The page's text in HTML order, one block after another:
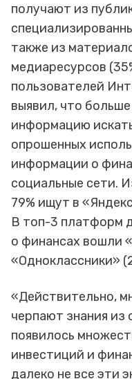
получают из
также из
медиаресурсов
пользователей
выявил, что
информацию
опрошенных
информации о
социальные сети.
79% ищут в
В топ-3 платформ
о финансах вошли
«Одноклассники»
«Действительно,
черпают знания из
появилось
инвестиций и
далеко не все эти